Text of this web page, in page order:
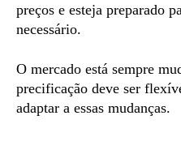
preços e esteja preparado
necessário.
O mercado está sempre
precificação deve ser
adaptar a essas mudanças.